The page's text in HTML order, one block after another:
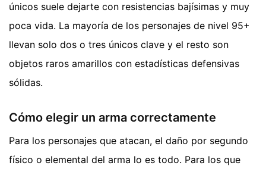
únicos suele dejarte con resistencias bajísimas y muy
poca vida. La mayoría de los personajes de nivel 95+
llevan solo dos o tres únicos clave y el resto son
objetos raros amarillos con estadísticas defensivas
sólidas.
Cómo elegir un arma correctamente
Para los personajes que atacan, el daño por segundo
físico o elemental del arma lo es todo. Para los que